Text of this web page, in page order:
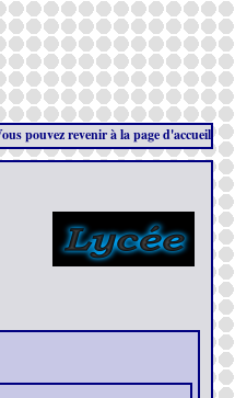
revenir à la page d'accueil en